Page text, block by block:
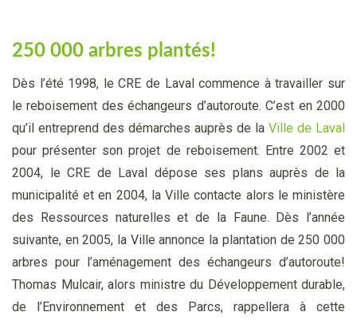
250 000 arbres plantés!
Dès l’été 1998, le CRE de Laval commence à travailler sur
le reboisement des échangeurs d’autoroute. C’est en 2000
qu’il entreprend des démarches auprès de la Ville de Laval
pour présenter son projet de reboisement. Entre 2002 et
2004, le CRE de Laval dépose ses plans auprès de la
municipalité et en 2004, la Ville contacte alors le ministère
des Ressources naturelles et de la Faune. Dès l’année
suivante, en 2005, la Ville annonce la plantation de 250 000
arbres pour l’aménagement des échangeurs d’autoroute!
Thomas Mulcair, alors ministre du Développement durable,
de l’Environnement et des Parcs, rappellera à cette